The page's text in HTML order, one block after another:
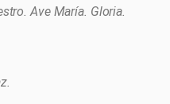
Ave María. Gloria.